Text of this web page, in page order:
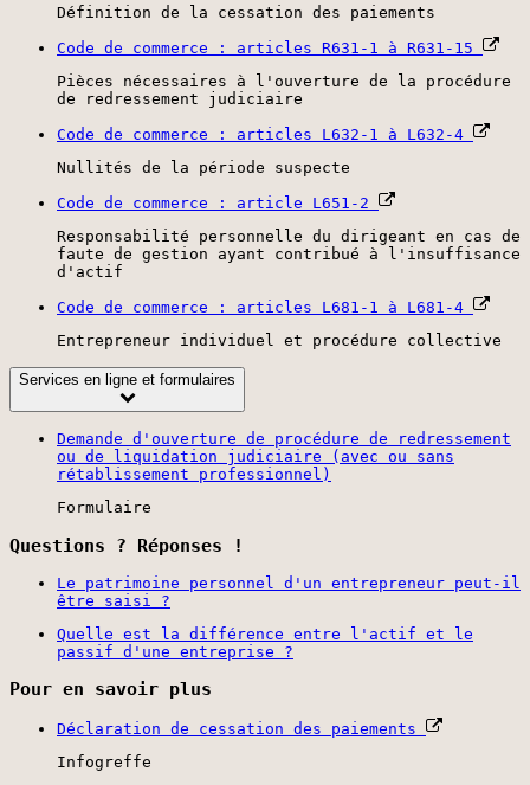
Définition de la cessation des paiements
Code de commerce : articles R631-1 à R631-15
Pièces nécessaires à l'ouverture de la procédure
de redressement judiciaire
Code de commerce : articles L632-1 à L632-4
Nullités de la période suspecte
Code de commerce : article L651-2
Responsabilité personnelle du dirigeant en cas de
faute de gestion ayant contribué à l'insuffisance
d'actif
Code de commerce : articles L681-1 à L681-4
Entrepreneur individuel et procédure collective
Services en ligne et formulaires
Demande d'ouverture de procédure de redressement
ou de liquidation judiciaire (avec ou sans
rétablissement professionnel)
Formulaire
Questions ? Réponses !
Le patrimoine personnel d'un entrepreneur peut-il
être saisi ?
Quelle est la différence entre l'actif et le
passif d'une entreprise ?
Pour en savoir plus
Déclaration de cessation des paiements
Infogreffe